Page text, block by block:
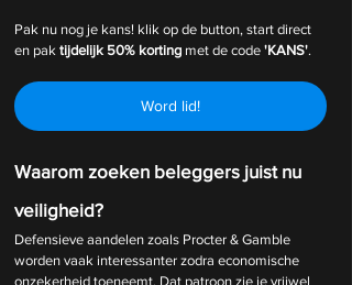
Pak nu nog je kans! klik op de button, start direct
en pak tijdelijk 50% korting met de code 'KANS'.
Word lid!
Waarom zoeken beleggers juist nu
veiligheid?
Defensieve aandelen zoals Procter & Gamble
worden vaak interessanter zodra economische
onzekerheid toeneemt. Dat patroon zie je vrijwel